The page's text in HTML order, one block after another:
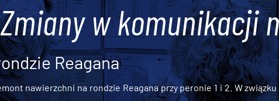
w komunikacji
Reagana
nawierzchni na rondzie Reagana przy peronie 1 i 2. W